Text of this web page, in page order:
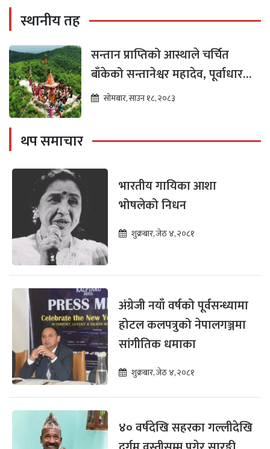
स्थानीय तह
सन्तान प्राप्तिको आस्थाले चर्चित
बाँकेको सन्तानेश्वर महादेव, पूर्वाधार
विकासको पर्खाइमा
सोमबार, साउन १८, २०८३
थप समाचार
भारतीय गायिका आशा
भोषलेको निधन
शुक्रबार, जेठ ४, २०८१
अंग्रेजी नयाँ वर्षको पूर्वसन्ध्यामा
होटल कलपत्रुको नेपालगञ्जमा
सांगीतिक धमाका
शुक्रबार, जेठ ४, २०८१
४० वर्षदेखि सहरका गल्लीदेखि